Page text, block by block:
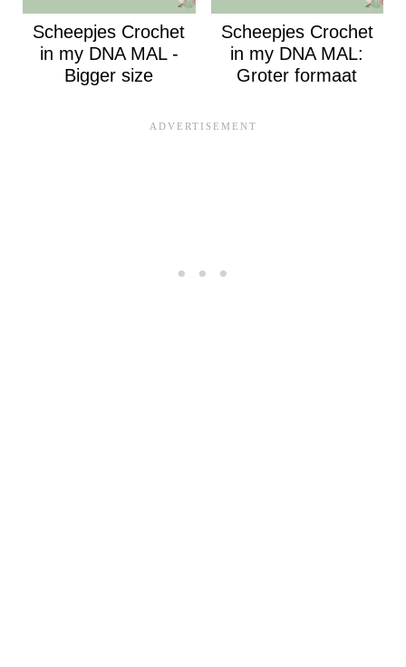
Scheepjes Crochet
in my DNA MAL -
Bigger size
Scheepjes Crochet
in my DNA MAL:
Groter formaat